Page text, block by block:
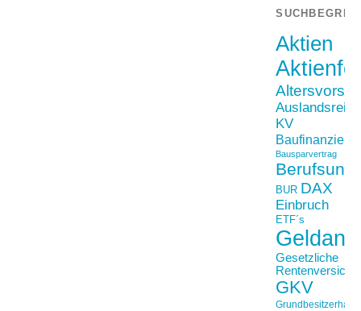
Aktien
Auslandsreise
KV
Bausparvertrag
BUR DAX
Einbruch
ETF´s
Gesetzliche
GKV